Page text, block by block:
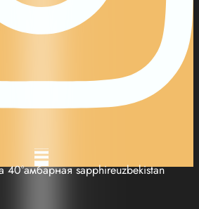
sapphireuzbekistan